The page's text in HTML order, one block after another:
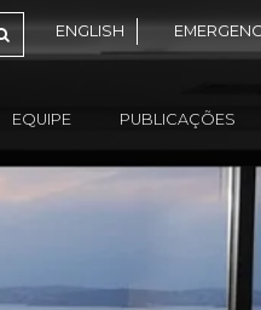
ENGLISH
EQUIPE PUBLICAÇÕES